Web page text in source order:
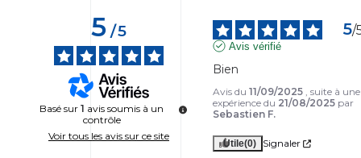
5/5
Basé sur 1 avis soumis à un
contrôle
Voir tous les avis sur ce site
5/
Avis vérifié
Bien
Avis du11/09/2025 , suite à une
expérience du 21/08/2025 par
Sebastien F.
Utile(0) Signaler